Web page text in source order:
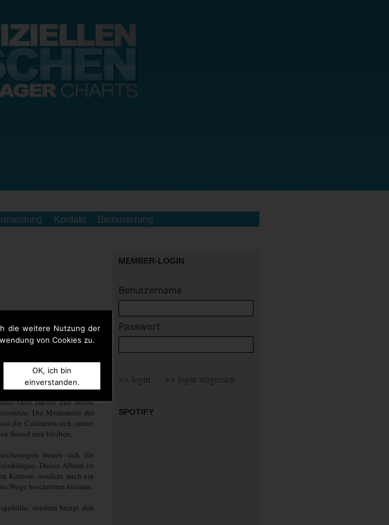
die weitere Nutzung der
von Cookies zu.
OK, ich bin
einverstanden.
Kontakt Bemusterung
Am 10.05.2024 wird ihr
erfrischende Songs voller
bestehend aus
einen festen Platz in den
von Liedern voller
Gerd Jakobs und Stefan
Die Modernität der
die Calimeros sich immer
Sound treu bleiben.
freuen sich die
Dieses Album ist
Karriere, sondern auch ein
Wege beschreiten können.
sondern bringt den
MEMBER-LOGIN
Benutzername
Passwort
SPOTIFY